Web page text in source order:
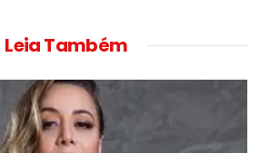
Leia Também